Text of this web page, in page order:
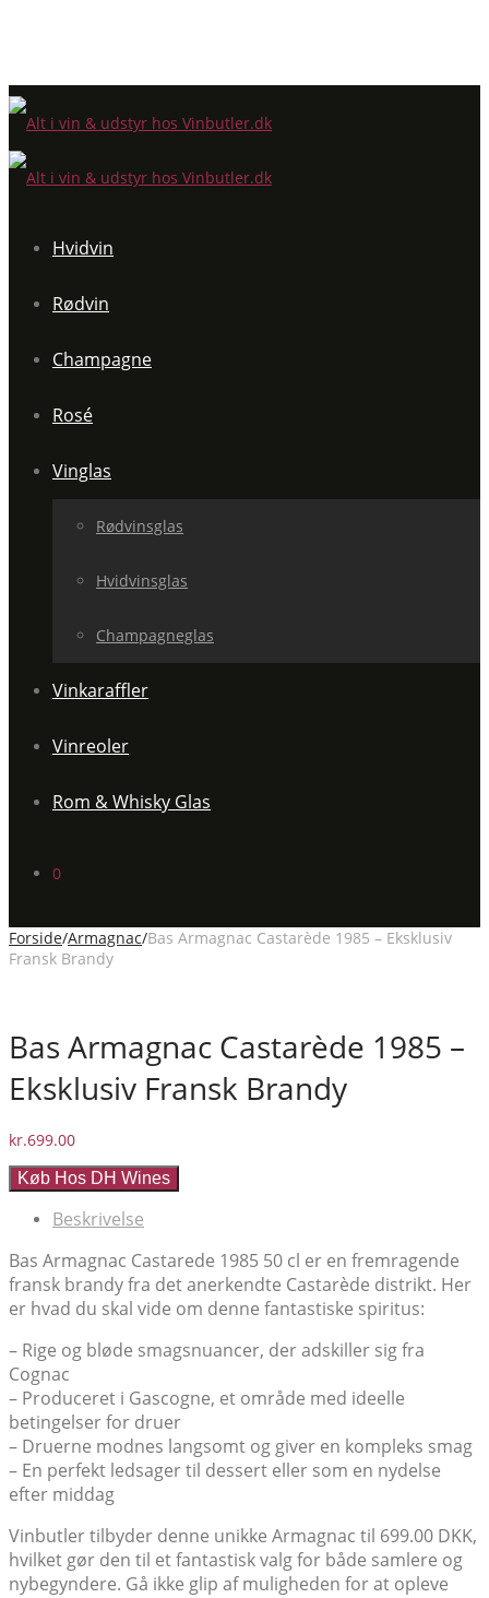
Hvidvin
Rødvin
Champagne
Rosé
Vinglas
Rødvinsglas
Hvidvinsglas
Champagneglas
Vinkaraffler
Vinreoler
Rom & Whisky Glas
0
Forside/Armagnac/Bas Armagnac Castarède 1985 – Eksklusiv
Fransk Brandy
Bas Armagnac Castarède 1985 –
Eksklusiv Fransk Brandy
kr.699.00
Køb Hos DH Wines
Beskrivelse
Bas Armagnac Castarede 1985 50 cl er en fremragende
fransk brandy fra det anerkendte Castarède distrikt. Her
er hvad du skal vide om denne fantastiske spiritus:
– Rige og bløde smagsnuancer, der adskiller sig fra
Cognac
– Produceret i Gascogne, et område med ideelle
betingelser for druer
– Druerne modnes langsomt og giver en kompleks smag
– En perfekt ledsager til dessert eller som en nydelse
efter middag
Vinbutler tilbyder denne unikke Armagnac til 699.00 DKK,
hvilket gør den til et fantastisk valg for både samlere og
nybegyndere. Gå ikke glip af muligheden for at opleve